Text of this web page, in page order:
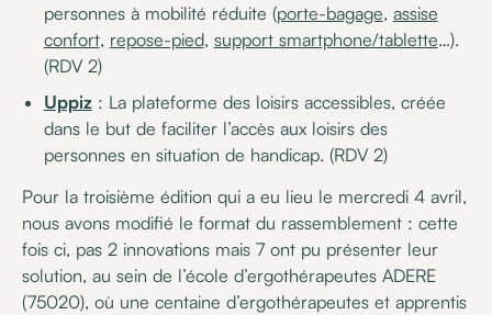
personnes à mobilité réduite (porte-bagage, assise
confort, repose-pied, support smartphone/tablette…).
(RDV 2)
Uppiz : La plateforme des loisirs accessibles, créée
dans le but de faciliter l’accès aux loisirs des
personnes en situation de handicap. (RDV 2)
Pour la troisième édition qui a eu lieu le mercredi 4 avril,
nous avons modifié le format du rassemblement : cette
fois ci, pas 2 innovations mais 7 ont pu présenter leur
solution, au sein de l’école d’ergothérapeutes ADERE
(75020), où une centaine d’ergothérapeutes et apprentis